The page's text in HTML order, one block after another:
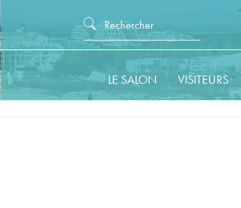
LE SALON VISITEURS